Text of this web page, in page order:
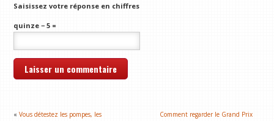
Saisissez votre réponse en chiffres
quinze − 5 =
«Vous détestez les pompes, les
Comment regarder le Grand Prix